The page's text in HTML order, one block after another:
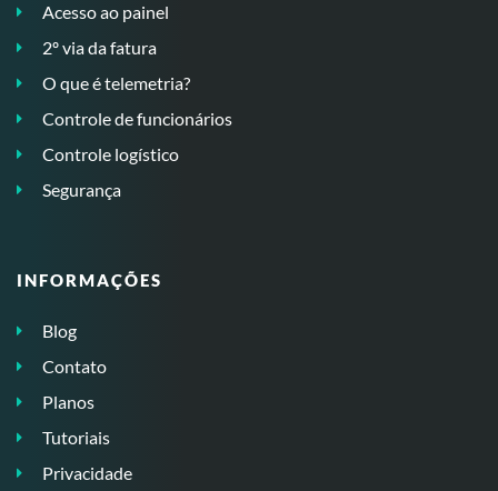
Acesso ao painel
2º via da fatura
O que é telemetria?
Controle de funcionários
Controle logístico
Segurança
INFORMAÇÕES
Blog
Contato
Planos
Tutoriais
Privacidade